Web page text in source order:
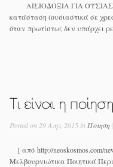
ΑΙΣΙΟΔΟΞΙΑ ΓΙΑ
κατάσταση (ουσιαστικά σε
όταν πρωτίστως δεν υπάρχει
Posted on 29 Απρ, 2015 in Ποιηση|
[ από http://neoskosmos.com/
Μελβουρνιώτικα Ποιητικά